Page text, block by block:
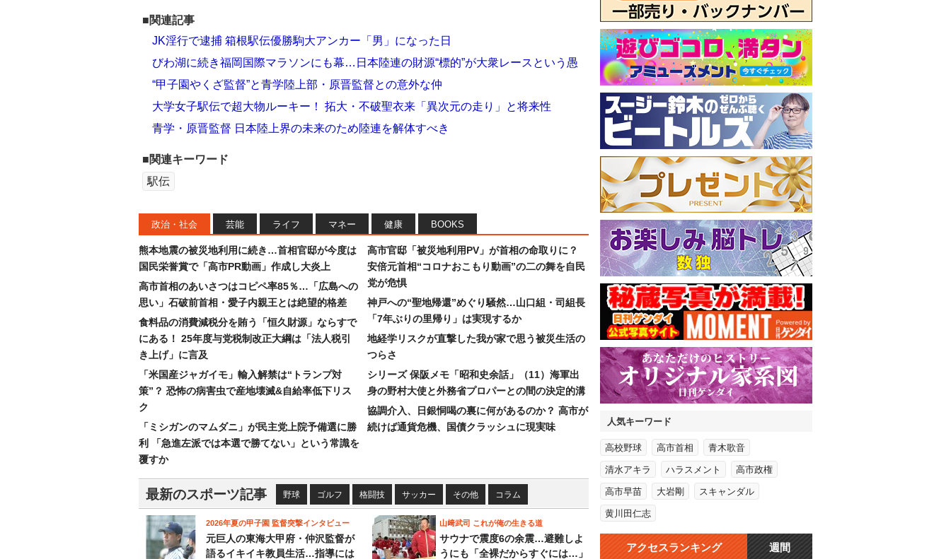
■関連記事
JK淫行で逮捕 箱根駅伝優勝駒大アンカー「男」になった日
びわ湖に続き福岡国際マラソンにも幕…日本陸連の財源“標的”が大衆レースという愚
“甲子園やくざ監督”と青学陸上部・原晋監督との意外な仲
大学女子駅伝で超大物ルーキー！ 拓大・不破聖衣来「異次元の走り」と将来性
青学・原晋監督 日本陸上界の未来のため陸連を解体すべき
■関連キーワード
駅伝
政治・社会 芸能 ライフ マネー 健康 BOOKS
熊本地震の被災地利用に続き…首相官邸が今度は
国民栄誉賞で「高市PR動画」作成し大炎上
高市首相のあいさつはコピペ率85％…「広島への
思い」石破前首相・愛子内親王とは絶望的格差
食料品の消費減税分を賄う「恒久財源」ならすで
にある！ 25年度与党税制改正大綱は「法人税引
き上げ」に言及
「米国産ジャガイモ」輸入解禁は“トランプ対
策”？ 恐怖の病害虫で産地壊滅&自給率低下リス
ク
「ミシガンのマムダニ」が民主党上院予備選に勝
利 「急進左派では本選で勝てない」という常識を
覆すか
高市官邸「被災地利用PV」が首相の命取りに？
安倍元首相“コロナおこもり動画”の二の舞を自民
党が危惧
神戸への“聖地帰還”めぐり騒然…山口組・司組長
「7年ぶりの里帰り」は実現するか
地経学リスクが直撃した我が家で思う被災生活の
つらさ
シリーズ 保阪メモ「昭和史余話」（11）海軍出
身の野村大使と外務省プロパーとの間の決定的溝
協調介入、日銀恫喝の裏に何があるのか？ 高市が
続けば通貨危機、国債クラッシュに現実味
最新のスポーツ記事 野球 ゴルフ 格闘技 サッカー その他 コラム
2026年夏の甲子園 監督突撃インタビュー
元巨人の東海大甲府・仲沢監督が
語るイキイキ教員生活…指導には
山﨑武司 これが俺の生きる道
サウナで震度6の余震…避難しよ
うにも「全裸だからすぐには…」
人気キーワード
高校野球 高市首相 青木歌音
清水アキラ ハラスメント 高市政権
高市早苗 大岩剛 スキャンダル
黄川田仁志
アクセスランキング 週間